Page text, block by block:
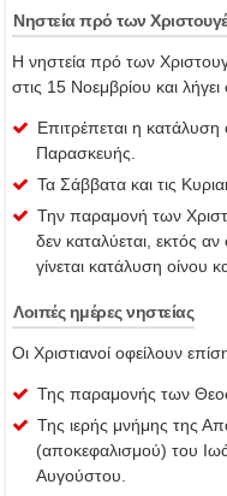
Νηστεία πρό των
Η νηστεία πρό των
στις 15 Νοεμβρίου και λήγει
Επιτρέπεται η κατάλυση
Παρασκευής.
Τα Σάββατα και τις
Την παραμονή των
δεν καταλύεται, εκτός
γίνεται κατάλυση οίνου
Λοιπές ημέρες νηστείας
Οι Χριστιανοί οφείλουν
Της παραμονής των
Της ιερής μνήμης της
(αποκεφαλισμού) του
Αυγούστου.